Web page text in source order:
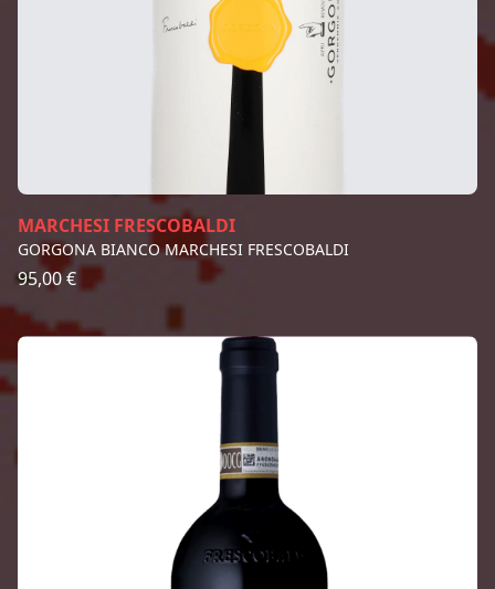
MARCHESI FRESCOBALDI
GORGONA BIANCO MARCHESI FRESCOBALDI
95,00 €